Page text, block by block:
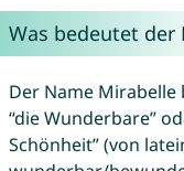
Was bedeutet der
Der Name Mirabelle
“die Wunderbare”
Schönheit” (von